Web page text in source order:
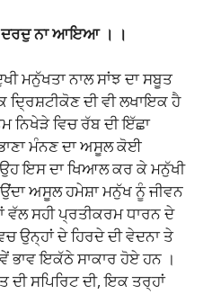
ਦਰਦੁ ਨਾ ਆਇਆ । ।
ਮਨੁੱਖਤਾ ਨਾਲ ਸਾਂਝ ਦਾ ਸਬੂਤ
ਦੀ ਵੀ ਲਖਾਇਕ ਹੈ
ਨਿਖੇੜੇ ਵਿਚ ਰੱਬ ਦੀ ਇੱਛਾ
ਮੰਨਣ ਦਾ ਅਸੂਲ ਕੋਈ
ਉਹ ਇਸ ਦਾ ਖਿਆਲ ਕਰ ਕੇ ਮਨੁੱਖੀ
ਅਸੂਲ ਹਮੇਸ਼ਾ ਮਨੁੱਖ ਨੂੰ ਜੀਵਨ
ਸਹੀ ਪ੍ਰਤੀਕਰਮ ਧਾਰਨ ਦੇ
ਉਨ੍ਹਾਂ ਦੇ ਹਿਰਦੇ ਦੀ ਵੇਦਨਾ ਤੇ
ਭਾਵ ਇਕੱਠੇ ਸਾਕਾਰ ਹੋਏ ਹਨ ।
ਦੀ ਸਪਿਰਿਟ ਦੀ, ਇਕ ਤਰ੍ਹਾਂ